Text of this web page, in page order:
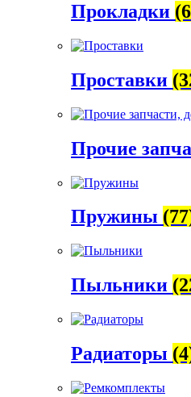
Прокладки
Проставки
Прочие
Пружины
Пыльники
Радиаторы